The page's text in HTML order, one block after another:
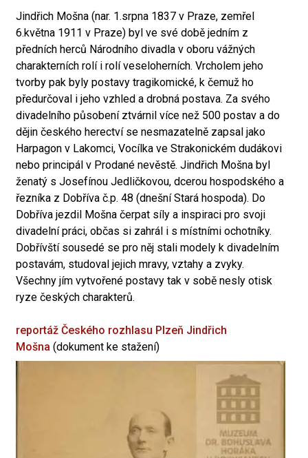
Jindřich Mošna (nar. 1.srpna 1837 v Praze, zemřel
6.května 1911 v Praze) byl ve své době jedním z
předních herců Národního divadla v oboru vážných
charakterních rolí i rolí veseloherních. Vrcholem jeho
tvorby pak byly postavy tragikomické, k čemuž ho
předurčoval i jeho vzhled a drobná postava. Za svého
divadelního působení ztvárnil více než 500 postav a do
dějin českého herectví se nesmazatelně zapsal jako
Harpagon v Lakomci, Vocílka ve Strakonickém dudákovi
nebo principál v Prodané nevěstě. Jindřich Mošna byl
ženatý s Josefínou Jedličkovou, dcerou hospodského a
řezníka z Dobříva č.p. 48 (dnešní Stará hospoda). Do
Dobříva jezdil Mošna čerpat síly a inspiraci pro svoji
divadelní práci, občas si zahrál i s místními ochotníky.
Dobřívští sousedé se pro něj stali modely k divadelním
postavám, studoval jejich mravy, vztahy a zvyky.
Všechny jím vytvořené postavy tak v sobě nesly otisk
ryze českých charakterů.
reportáž Českého rozhlasu Plzeň Jindřich
Mošna (dokument ke stažení)